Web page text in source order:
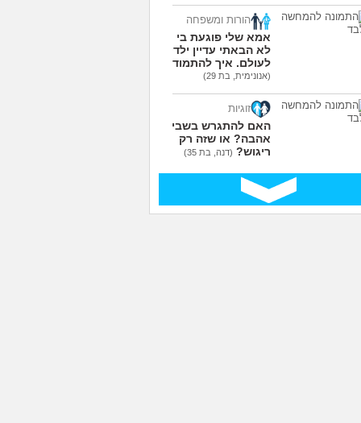
הורות ומשפחה
אמא שלי פוגעת בי כי
לא הבאתי עדיין ילדים
לעולם. איך להתמודד?
(אנונימית, בת 29)
זוגיות
האם להתגרש בשביל
אהבה? או שזה רק
ריגוש? (דנה, בת 35)